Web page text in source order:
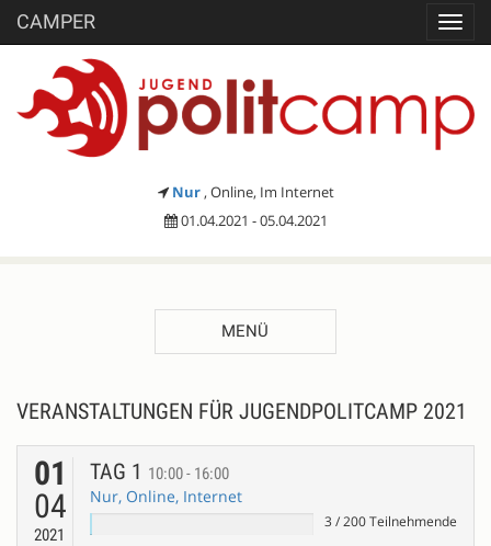
CAMPER
Nur , Online, Im Internet
01.04.2021 - 05.04.2021
MENÜ
VERANSTALTUNGEN FÜR JUGENDPOLITCAMP 2021
01
04
2021
TAG 1 10:00 - 16:00
Nur, Online, Internet
3 /200Teilnehmende